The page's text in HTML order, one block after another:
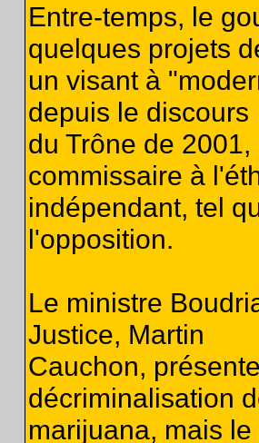
Entre-temps, le
quelques projets
un visant à
depuis le discours
du Trône de
commissaire à
indépendant, tel
l'opposition.
Le ministre
Justice, Martin
Cauchon,
décriminalisation
marijuana, mais